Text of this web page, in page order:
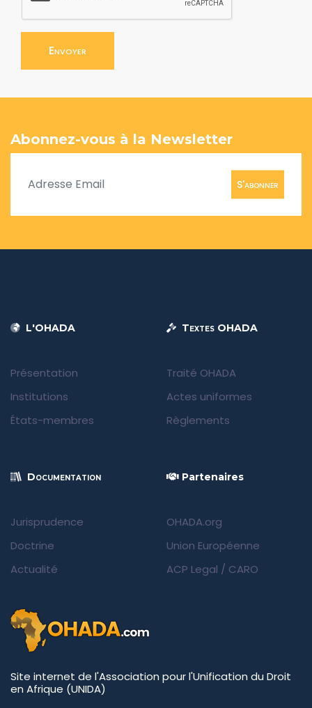
Envoyer
Abonnez-vous à la Newsletter
S'abonner
L'OHADA
Présentation
Institutions
États-membres
Textes OHADA
Traité OHADA
Actes uniformes
Règlements
Documentation
Jurisprudence
Doctrine
Actualité
Partenaires
OHADA.org
Union Européenne
ACP Legal / CARO
Site internet de l'Association pour l'Unification du Droit
en Afrique (UNIDA)